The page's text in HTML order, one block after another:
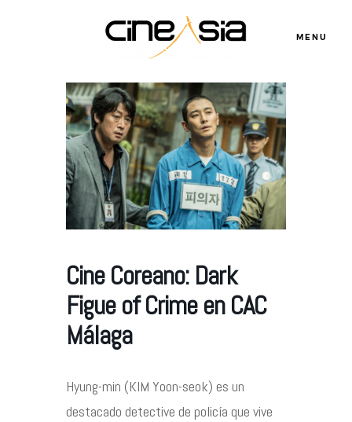
MENU
Cine Coreano: Dark
Figue of Crime en CAC
Málaga
Hyung-min (KIM Yoon-seok) es un
destacado detective de policía que vive
Servicios
Contacto